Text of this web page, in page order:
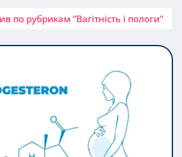
по рубрикам "Вагітність і пологи"